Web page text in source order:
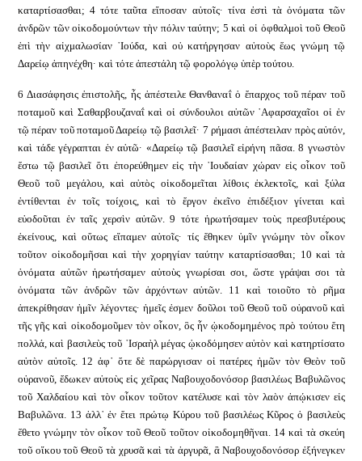
καταρτίσασθαι; 4 τότε ταῦτα εἴποσαν αὐτοῖς· τίνα ἐστὶ τὰ ὀνόματα τῶν
ἀνδρῶν τῶν οἰκοδομούντων τὴν πόλιν ταύτην; 5 καὶ οἱ ὀφθαλμοὶ τοῦ Θεοῦ
ἐπὶ τὴν αἰχμαλωσίαν ᾿Ιούδα, καὶ οὐ κατήργησαν αὐτοὺς ἕως γνώμη τῷ
Δαρείῳ ἀπηνέχθη· καὶ τότε ἀπεστάλη τῷ φορολόγῳ ὑπὲρ τούτου.
6 Διασάφησις ἐπιστολῆς, ἧς ἀπέστειλε Θανθαναΐ ὁ ἔπαρχος τοῦ πέραν τοῦ
ποταμοῦ καὶ Σαθαρβουζαναΐ καὶ οἱ σύνδουλοι αὐτῶν ᾿Αφαρσαχαῖοι οἱ ἐν
τῷ πέραν τοῦ ποταμοῦ Δαρείῳ τῷ βασιλεῖ· 7 ρήμασι ἀπέστειλαν πρὸς αὐτόν,
καὶ τάδε γέγραπται ἐν αὐτῶ· «Δαρείῳ τῷ βασιλεῖ εἰρήνη πᾶσα. 8 γνωστὸν
ἔστω τῷ βασιλεῖ ὅτι ἐπορεύθημεν εἰς τὴν ᾿Ιουδαίαν χώραν εἰς οἶκον τοῦ
Θεοῦ τοῦ μεγάλου, καὶ αὐτὸς οἰκοδομεῖται λίθοις ἐκλεκτοῖς, καὶ ξύλα
ἐντίθενται ἐν τοῖς τοίχοις, καὶ τὸ ἔργον ἐκεῖνο ἐπιδέξιον γίνεται καὶ
εὐοδοῦται ἐν ταῖς χερσὶν αὐτῶν. 9 τότε ἠρωτήσαμεν τοὺς πρεσβυτέρους
ἐκείνους, καὶ οὕτως εἴπαμεν αὐτοῖς· τίς ἔθηκεν ὑμῖν γνώμην τὸν οἶκον
τοῦτον οἰκοδομῆσαι καὶ τὴν χορηγίαν ταύτην καταρτίσασθαι; 10 καὶ τὰ
ὀνόματα αὐτῶν ἠρωτήσαμεν αὐτοὺς γνωρίσαι σοι, ὥστε γράψαι σοι τὰ
ὀνόματα τῶν ἀνδρῶν τῶν ἀρχόντων αὐτῶν. 11 καὶ τοιοῦτο τὸ ρῆμα
ἀπεκρίθησαν ἡμῖν λέγοντες· ἡμεῖς ἐσμεν δοῦλοι τοῦ Θεοῦ τοῦ οὐρανοῦ καὶ
τῆς γῆς καὶ οἰκοδομοῦμεν τὸν οἶκον, ὃς ἦν ᾠκοδομημένος πρὸ τούτου ἔτη
πολλά, καὶ βασιλεὺς τοῦ ᾿Ισραὴλ μέγας ᾠκοδόμησεν αὐτὸν καὶ κατηρτίσατο
αὐτὸν αὐτοῖς. 12 ἀφ᾿ ὅτε δὲ παρώργισαν οἱ πατέρες ἡμῶν τὸν Θεὸν τοῦ
οὐρανοῦ, ἔδωκεν αὐτοὺς εἰς χεῖρας Ναβουχοδονόσορ βασιλέως Βαβυλῶνος
τοῦ Χαλδαίου καὶ τὸν οἶκον τοῦτον κατέλυσε καὶ τὸν λαὸν ἀπῴκισεν εἰς
Βαβυλῶνα. 13 ἀλλ᾿ ἐν ἔτει πρώτῳ Κύρου τοῦ βασιλέως Κῦρος ὁ βασιλεὺς
ἔθετο γνώμην τὸν οἶκον τοῦ Θεοῦ τοῦτον οἰκοδομηθῆναι. 14 καὶ τὰ σκεύη
τοῦ οἴκου τοῦ Θεοῦ τὰ χρυσᾶ καὶ τὰ ἀργυρᾶ, ἃ Ναβουχοδονόσορ ἐξήνεγκεν